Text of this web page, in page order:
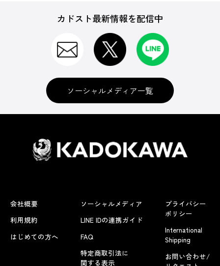
カドスト最新情報を配信中
ソーシャルメディア一覧
会社概要
利用規約
はじめての方へ
ソーシャルメディア
LINE IDの連携ガイド
FAQ
特定商取引法に
関する表示
プライバシー
ポリシー
International
Shipping
お問い合わせ/